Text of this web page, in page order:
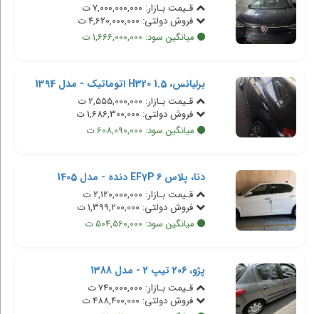
قـیمت بـازار: 7,000,000,000 ت
فروش دولتی: 4,620,000,000 ت
میانگین سود: 1,666,000,000 ت
برلیانس، H320 1.5 اتوماتیک - مدل 1394
قـیمت بـازار: 2,555,000,000 ت
فروش دولتی: 1,686,300,000 ت
میانگین سود: 608,090,000 ت
دنا، پلاس EF7P 6 دنده - مدل 1405
قـیمت بـازار: 2,120,000,000 ت
فروش دولتی: 1,399,200,000 ت
میانگین سود: 504,560,000 ت
پژو، 206 تیپ 2 - مدل 1388
قـیمت بـازار: 740,000,000 ت
فروش دولتی: 488,400,000 ت